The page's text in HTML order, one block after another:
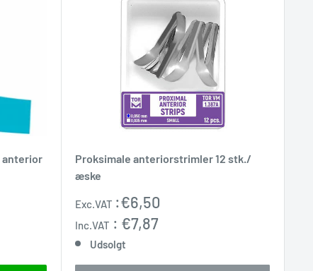
anterior
Proksimale anteriorstrimler 12 stk./
æske
Udsalgspris
Exc.VAT :€6,50
Inc.VAT : €7,87
Udsolgt